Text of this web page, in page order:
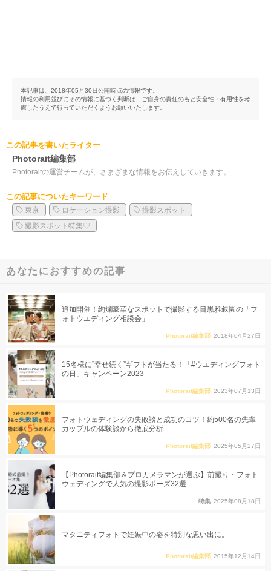
本記事は、2018年05月30日公開時点の情報です。
情報の利用並びにその情報に基づく判断は、ご自身の責任のもと安全性・有用性を考
慮したうえで行っていただくようお願いいたします。
この記事を書いたライター
Photorait編集部
Photoraitの運営チームが、さまざまな情報をお伝えしていきます。
この記事についたキーワード
東京 ロケーション撮影
撮影スポット
撮影スポット特集♡
あなたにおすすめの記事
追加開催！絢爛豪華なスポットで撮影する目黒雅叙園の「フ
ォトウエディング相談会」
Photorait編集部 2018年04月27日
15名様に”幸せ続く”ギフトが当たる！「#ウエディングフォト
の日」キャンペーン2023
Photorait編集部 2023年07月13日
フォトウェディングの失敗談と成功のコツ！約500名の先輩
カップルの体験談から徹底分析
Photorait編集部 2025年05月27日
【Photorait編集部＆プロカメラマンが選ぶ】前撮り・フォト
ウェディングで人気の撮影ポーズ32選
特集 2025年08月18日
マタニティフォトで妊娠中の姿を特別な思い出に。
Photorait編集部 2015年12月14日